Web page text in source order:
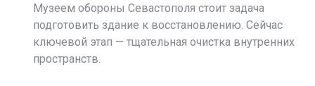
Музеем обороны Севастополя стоит задача
подготовить здание к восстановлению. Сейчас
ключевой этап — тщательная очистка внутренних
пространств.